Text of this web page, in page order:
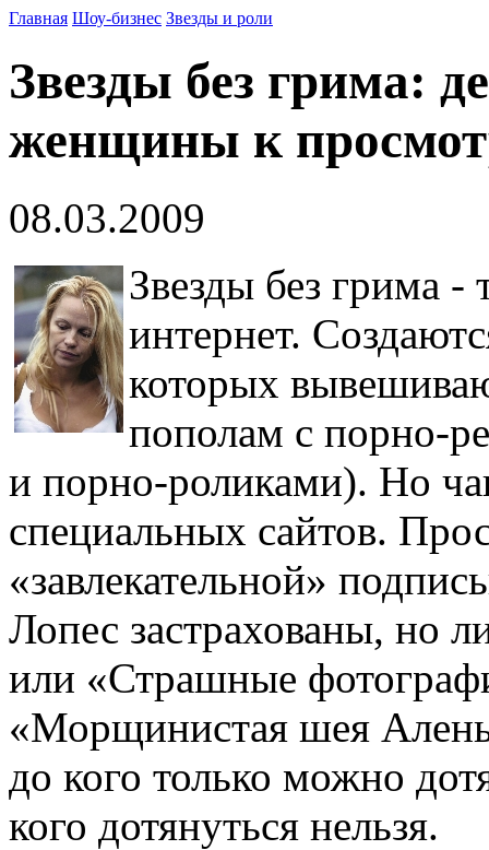
Главная Шоу-бизнес Звезды и роли
Звезды без грима:
женщины к
08.03.2009
Звезды без грима
интернет.
которых
пополам с порно-
и порно-роликами). Но
специальных сайтов.
«завлекательной»
Лопес застрахованы, но
или «Страшные
«Морщинистая шея
до кого только можно
кого дотянуться нельзя.